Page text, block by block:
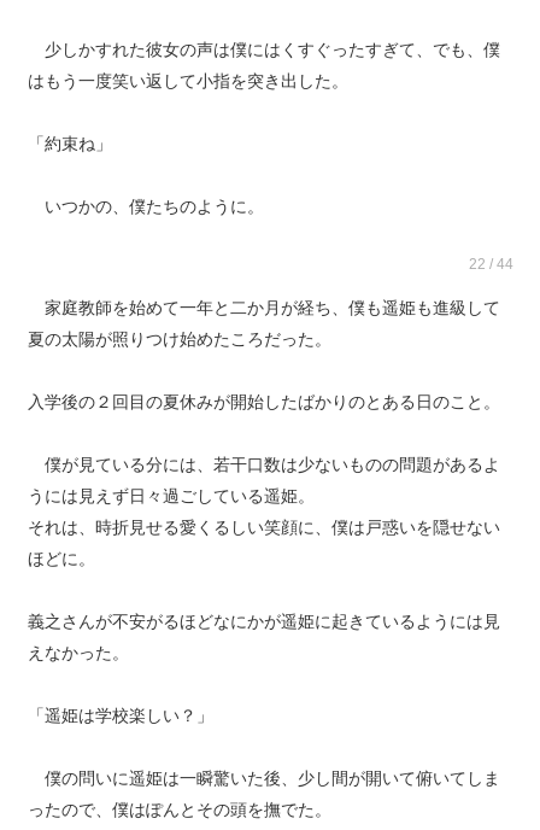
少しかすれた彼女の声は僕にはくすぐったすぎて、でも、僕
はもう一度笑い返して小指を突き出した。
「約束ね」
いつかの、僕たちのように。
22 / 44
家庭教師を始めて一年と二か月が経ち、僕も遥姫も進級して
夏の太陽が照りつけ始めたころだった。
入学後の２回目の夏休みが開始したばかりのとある日のこと。
僕が見ている分には、若干口数は少ないものの問題があるよ
うには見えず日々過ごしている遥姫。
それは、時折見せる愛くるしい笑顔に、僕は戸惑いを隠せない
ほどに。
義之さんが不安がるほどなにかが遥姫に起きているようには見
えなかった。
「遥姫は学校楽しい？」
僕の問いに遥姫は一瞬驚いた後、少し間が開いて俯いてしま
ったので、僕はぽんとその頭を撫でた。